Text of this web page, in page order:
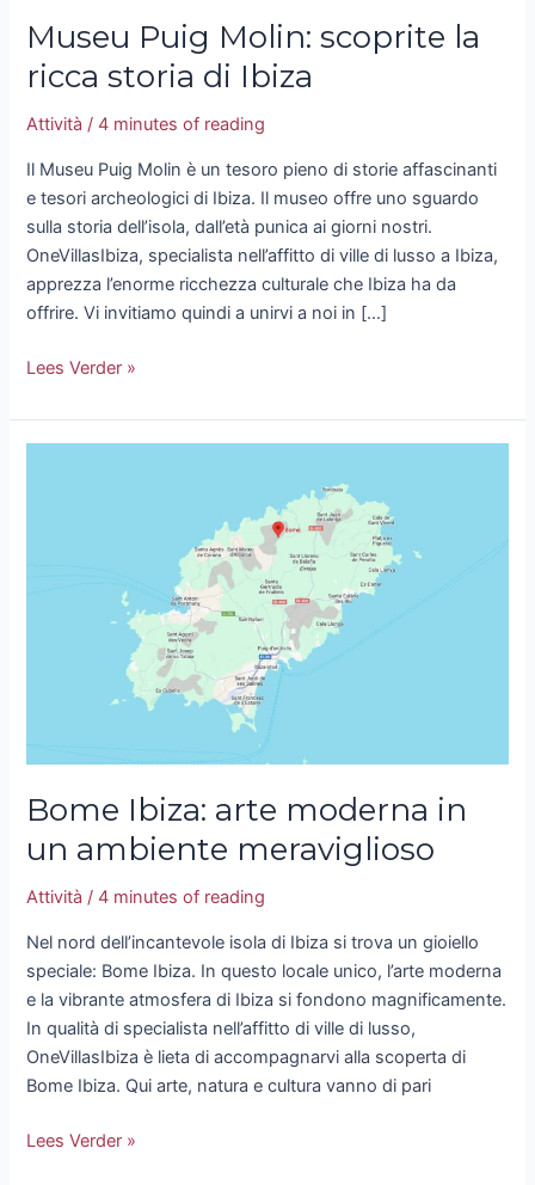
Museu Puig Molin: scoprite la
ricca storia di Ibiza
Attività /4 minutes of reading
Il Museu Puig Molin è un tesoro pieno di storie affascinanti
e tesori archeologici di Ibiza. Il museo offre uno sguardo
sulla storia dell’isola, dall’età punica ai giorni nostri.
OneVillasIbiza, specialista nell’affitto di ville di lusso a Ibiza,
apprezza l’enorme ricchezza culturale che Ibiza ha da
offrire. Vi invitiamo quindi a unirvi a noi in […]
Lees Verder »
Bome Ibiza: arte moderna in
un ambiente meraviglioso
Attività /4 minutes of reading
Nel nord dell’incantevole isola di Ibiza si trova un gioiello
speciale: Bome Ibiza. In questo locale unico, l’arte moderna
e la vibrante atmosfera di Ibiza si fondono magnificamente.
In qualità di specialista nell’affitto di ville di lusso,
OneVillasIbiza è lieta di accompagnarvi alla scoperta di
Bome Ibiza. Qui arte, natura e cultura vanno di pari
Lees Verder »